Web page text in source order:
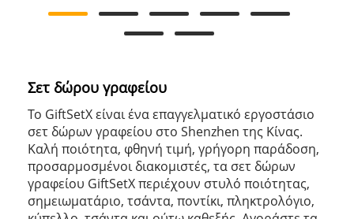
Σετ δώρου γραφείου
Το GiftSetX είναι ένα επαγγελματικό εργοστάσιο
σετ δώρων γραφείου στο Shenzhen της Κίνας.
Καλή ποιότητα, φθηνή τιμή, γρήγορη παράδοση,
προσαρμοσμένοι διακομιστές, τα σετ δώρων
γραφείου GiftSetX περιέχουν στυλό ποιότητας,
σημειωματάριο, τσάντα, ποντίκι, πληκτρολόγιο,